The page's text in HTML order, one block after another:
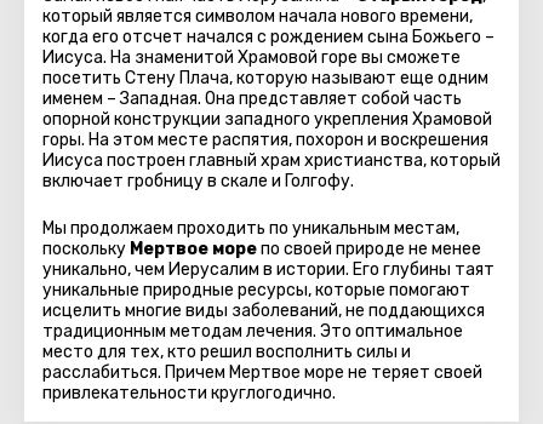
который является символом начала нового времени,
когда его отсчет начался с рождением сына Божьего –
Иисуса. На знаменитой Храмовой горе вы сможете
посетить Стену Плача, которую называют еще одним
именем – Западная. Она представляет собой часть
опорной конструкции западного укрепления Храмовой
горы. На этом месте распятия, похорон и воскрешения
Иисуса построен главный храм христианства, который
включает гробницу в скале и Голгофу.
Мы продолжаем проходить по уникальным местам,
поскольку Мертвое морепо своей природе не менее
уникально, чем Иерусалим в истории. Его глубины таят
уникальные природные ресурсы, которые помогают
исцелить многие виды заболеваний, не поддающихся
традиционным методам лечения. Это оптимальное
место для тех, кто решил восполнить силы и
расслабиться. Причем Мертвое море не теряет своей
привлекательности круглогодично.